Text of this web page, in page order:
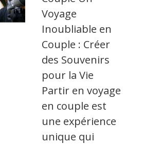
Voyage
Inoubliable en
Couple : Créer
des Souvenirs
pour la Vie
Partir en voyage
en couple est
une expérience
unique qui